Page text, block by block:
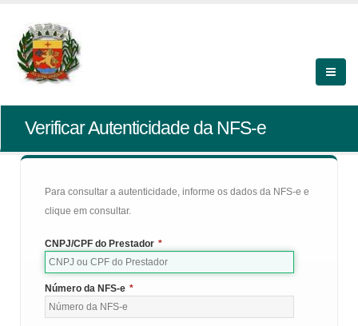
Verificar Autenticidade da NFS-e
Para consultar a autenticidade, informe os dados da NFS-e e
clique em consultar.
CNPJ/CPF do Prestador *
Número da NFS-e *